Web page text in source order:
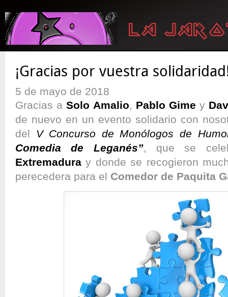
¡Gracias por vuestra
5 de mayo de 2018
Gracias aSolo Amalio, Pablo Gime y
de nuevo en un evento solidario con
del
V Concurso de Monólogos de
Comedia de Leganés”, que se
Extremadura y donde se recogieron
perecedera para el Comedor de Paquita